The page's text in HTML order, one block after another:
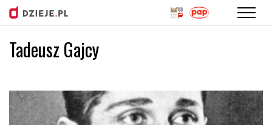
Tadeusz Gajcy